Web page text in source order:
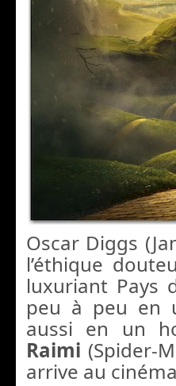
Oscar Diggs
l’éthique
luxuriant Pays
peu à peu en
aussi en un
Raimi (Spider-
arrive au